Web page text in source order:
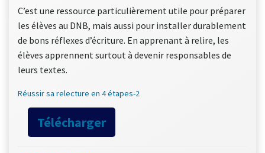
C’est une ressource particulièrement utile pour préparer
les élèves au DNB, mais aussi pour installer durablement
de bons réflexes d’écriture. En apprenant à relire, les
élèves apprennent surtout à devenir responsables de
leurs textes.
Réussir sa relecture en 4 étapes-2
Télécharger